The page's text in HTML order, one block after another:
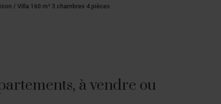
/ Villa 340 m² 6 chambres 7 pièces
à vendre ou